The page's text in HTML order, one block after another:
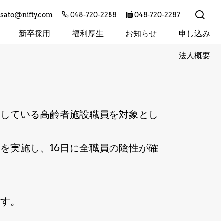
048-720-2288 048-720-2287
新卒採用 福利厚生 お知らせ 申し込み
法人概要
ている高齢者施設職員を対象とし
実施し、16日に全職員の陰性が確
。